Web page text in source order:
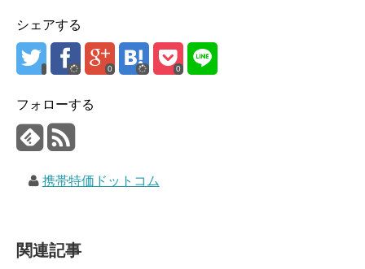
シェアする
0 0
フォローする
携帯特価ドットコム
関連記事